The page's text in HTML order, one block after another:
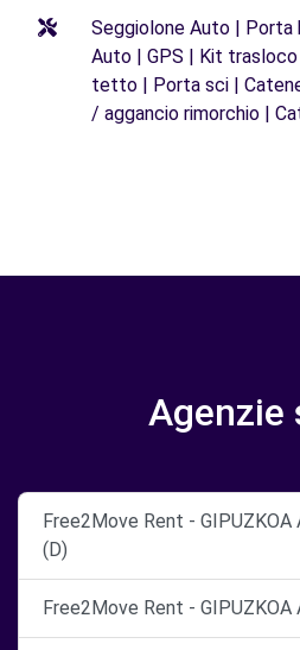
Seggiolone Auto |
Auto | GPS | Kit
tetto | Porta sci |
/ aggancio rimorchio |
Agenzie
Free2Move Rent - GIPUZKOA
(D)
Free2Move Rent - GIPUZKOA